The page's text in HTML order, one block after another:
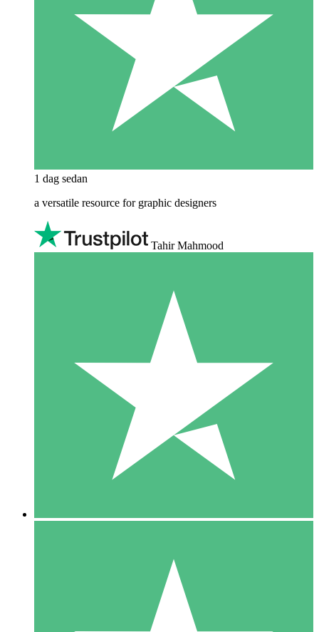
1 dag sedan
a versatile resource for graphic designers
Tahir Mahmood